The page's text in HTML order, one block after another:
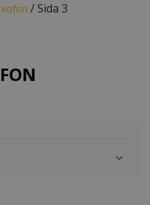
/ Sida 3
›